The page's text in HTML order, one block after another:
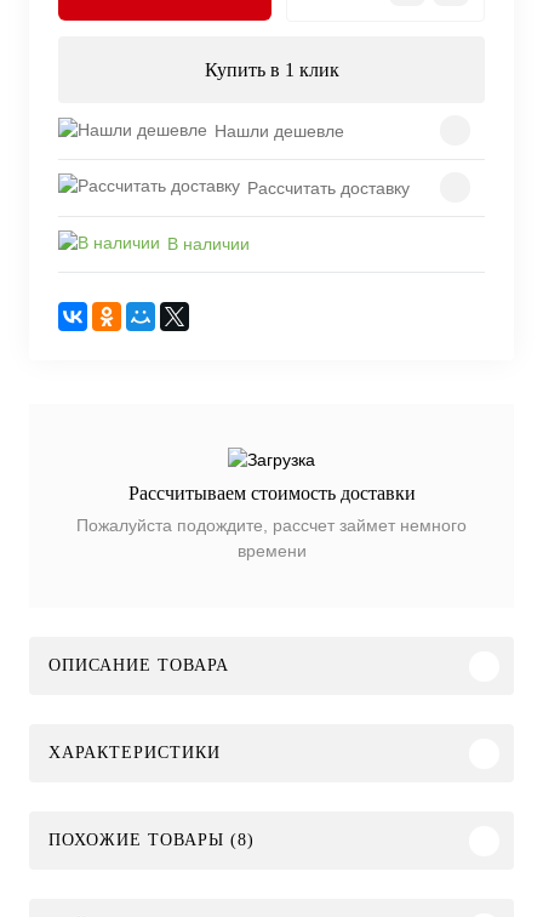
Купить в 1 клик
Нашли дешевле
Рассчитать доставку
В наличии
Рассчитываем стоимость доставки
Пожалуйста подождите, рассчет займет немного
времени
ОПИСАНИЕ ТОВАРА
ХАРАКТЕРИСТИКИ
ПОХОЖИЕ ТОВАРЫ (8)